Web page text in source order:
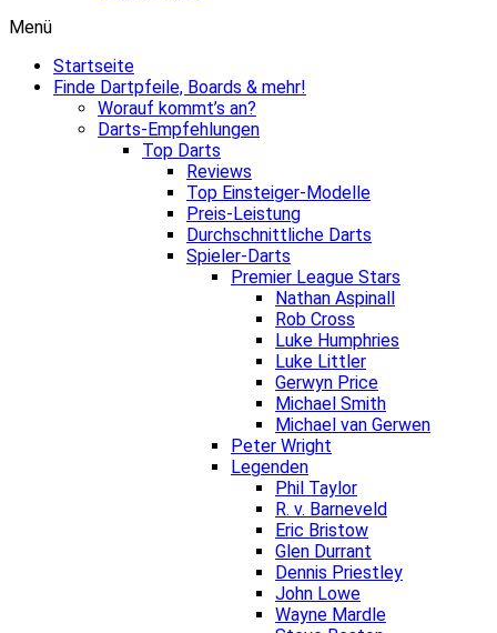
Menü
Startseite
Finde Dartpfeile, Boards & mehr!
Worauf kommt’s an?
Darts-Empfehlungen
Top Darts
Reviews
Top Einsteiger-Modelle
Preis-Leistung
Durchschnittliche Darts
Spieler-Darts
Premier League Stars
Nathan Aspinall
Rob Cross
Luke Humphries
Luke Littler
Gerwyn Price
Michael Smith
Michael van Gerwen
Peter Wright
Legenden
Phil Taylor
R. v. Barneveld
Eric Bristow
Glen Durrant
Dennis Priestley
John Lowe
Wayne Mardle